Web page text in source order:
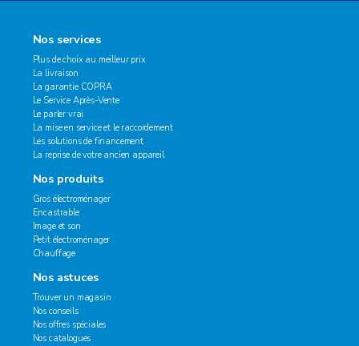
Nos services
Plus de choix au meilleur prix
La livraison
La garantie COPRA
Le Service Après-Vente
Le parler vrai
La mise en service et le raccordement
Les solutions de financement
La reprise de votre ancien appareil
Nos produits
Gros électroménager
Encastrable
Image et son
Petit électroménager
Chauffage
Nos astuces
Trouver un magasin
Nos conseils
Nos offres spéciales
Nos catalogues